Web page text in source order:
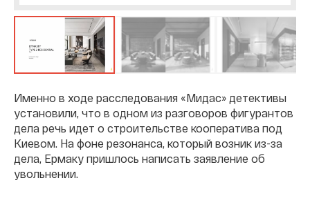
Именно в ходе расследования «Мидас» детективы
установили, что в одном из разговоров фигурантов
дела речь идет о строительстве кооператива под
Киевом. На фоне резонанса, который возник из-за
дела, Ермаку пришлось написать заявление об
увольнении.